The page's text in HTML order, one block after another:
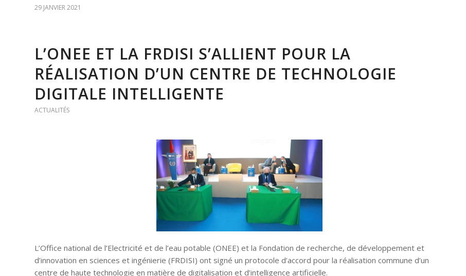
29 JANVIER 2021
L’ONEE ET LA FRDISI S’ALLIENT POUR LA
RÉALISATION D’UN CENTRE DE TECHNOLOGIE
DIGITALE INTELLIGENTE
ACTUALITÉS
L’Office national de l’Electricité et de l’eau potable (ONEE) et la Fondation de recherche, de développement et
d’innovation en sciences et ingénierie (FRDISI) ont signé un protocole d’accord pour la réalisation commune d’un
centre de haute technologie en matière de digitalisation et d’intelligence artificielle.